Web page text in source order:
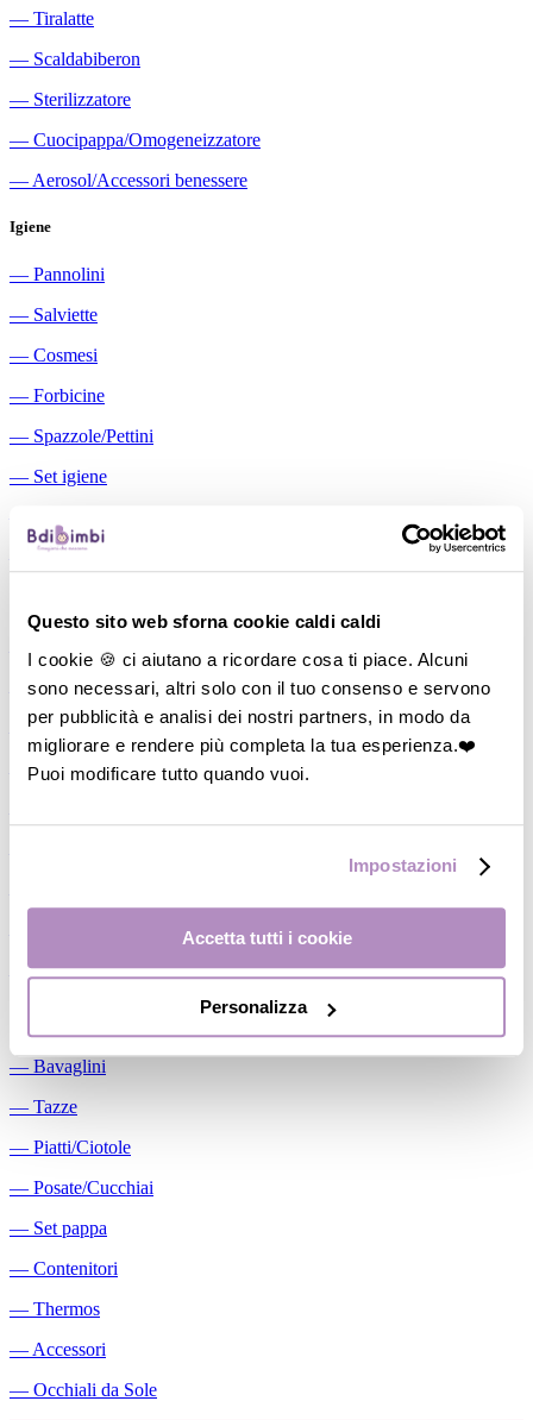
Questo sito web sforna cookie caldi caldi
I cookie 🍪 ci aiutano a ricordare cosa ti piace. Alcuni
sono necessari, altri solo con il tuo consenso e servono
per pubblicità e analisi dei nostri partners, in modo da
migliorare e rendere più completa la tua esperienza.❤️
Puoi modificare tutto quando vuoi.
Impostazioni
Accetta tutti i cookie
Personalizza
― Tiralatte
― Scaldabiberon
― Sterilizzatore
― Cuocipappa/Omogeneizzatore
― Aerosol/Accessori benessere
Igiene
― Pannolini
― Salviette
― Cosmesi
― Forbicine
― Spazzole/Pettini
― Set igiene
Aspiratori nasali manuali
―
Cuscini allattamento
―Biberon
―
Tettarelle
―Succhietti
Conservalatte Materno
―Massaggiagengive
― Bavaglini
― Tazze
― Piatti/Ciotole
― Posate/Cucchiai
― Set pappa
― Contenitori
― Thermos
― Accessori
― Occhiali da Sole